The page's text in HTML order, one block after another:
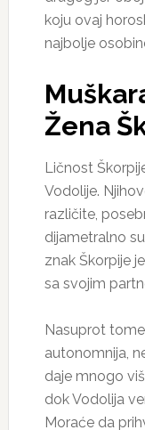
koju ovaj
najbolje
Žena
Ličnost
Vodolije.
različite,
dijametralno
znak Škorpije
sa svojim
Nasuprot
autonomnija,
daje mnogo
dok Vodolija
Moraće da